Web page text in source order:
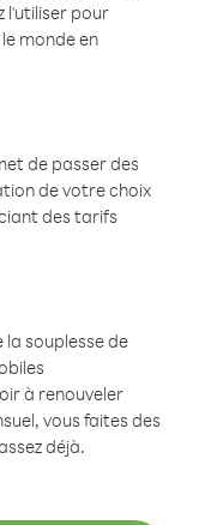
l'utiliser pour
monde en
de passer des
de votre choix
des tarifs
souplesse de
à renouveler
vous faites des
déjà.